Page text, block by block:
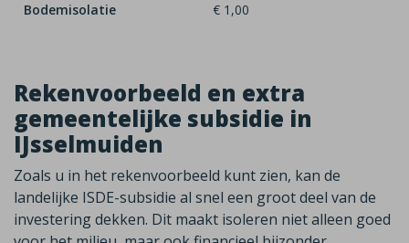
Bodemisolatie
€ 1,00
Rekenvoorbeeld en extra
gemeentelijke subsidie in
IJsselmuiden
Zoals u in het rekenvoorbeeld kunt zien, kan de
landelijke ISDE-subsidie al snel een groot deel van de
investering dekken. Dit maakt isoleren niet alleen goed